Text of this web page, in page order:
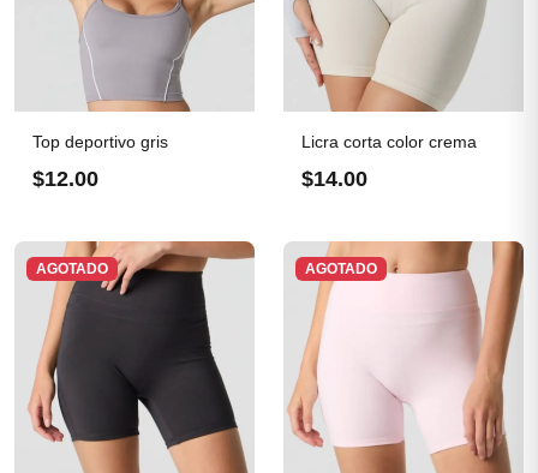
Top deportivo gris
$12.00
Licra corta color crema
$14.00
AGOTADO AGOTADO